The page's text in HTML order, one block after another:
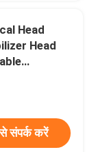
Head
Head
and
संपर्क करें